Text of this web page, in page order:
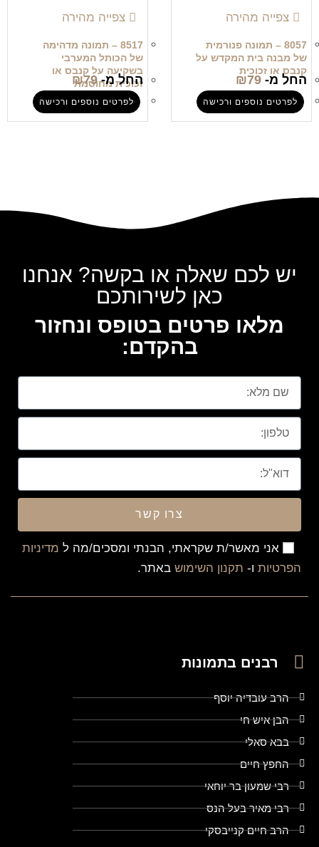
צפייה מהירה
8057 – תמונה פנורמית
של מבנה בית המקדש על
קנבס או זכוכית
החל מ- ₪79
לפרטים נוספים ורכישה
צפייה מהירה
8517 – תמונה מדהימה
של הכותל המערבי
בשקיעה על קנבס או
זכוכית מחוסמת
החל מ- ₪79
לפרטים נוספים ורכישה
יש לכם שאלה או בקשה? אנחנו
כאן לשירותכם
מלאו פרטים בטופס ונחזור
בהקדם:
אני מאשר/ת שקראתי, הבנתי ומסכים/מה ל מדיניות
הפרטיות ו- תקנון השימוש באתר.
צרו קשר
רבנים בתמונות
הרב עובדיה יוסף
הבן איש חי
בבא סאלי
החפץ חיים
רבי שמעון בר יוחאי
רבי מאיר בעל הנס
הרב חיים קנייבסקי